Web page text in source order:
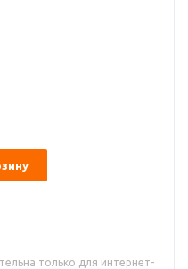
только для интернет-